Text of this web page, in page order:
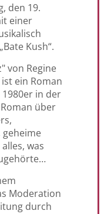
den 19.
einer
Kush“.
von Regine
ein Roman
in der
über
geheime
was
Moderation
durch